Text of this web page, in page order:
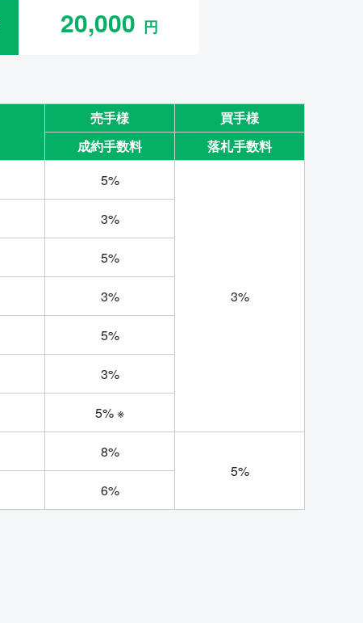
20,000
売手様
買手様
成約手数料
落札手数料
5%
3%
3%
5%
3%
5%
3%
5% ※
8%
5%
6%